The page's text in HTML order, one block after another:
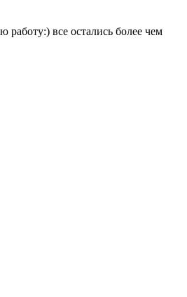
работу:) все остались более чем